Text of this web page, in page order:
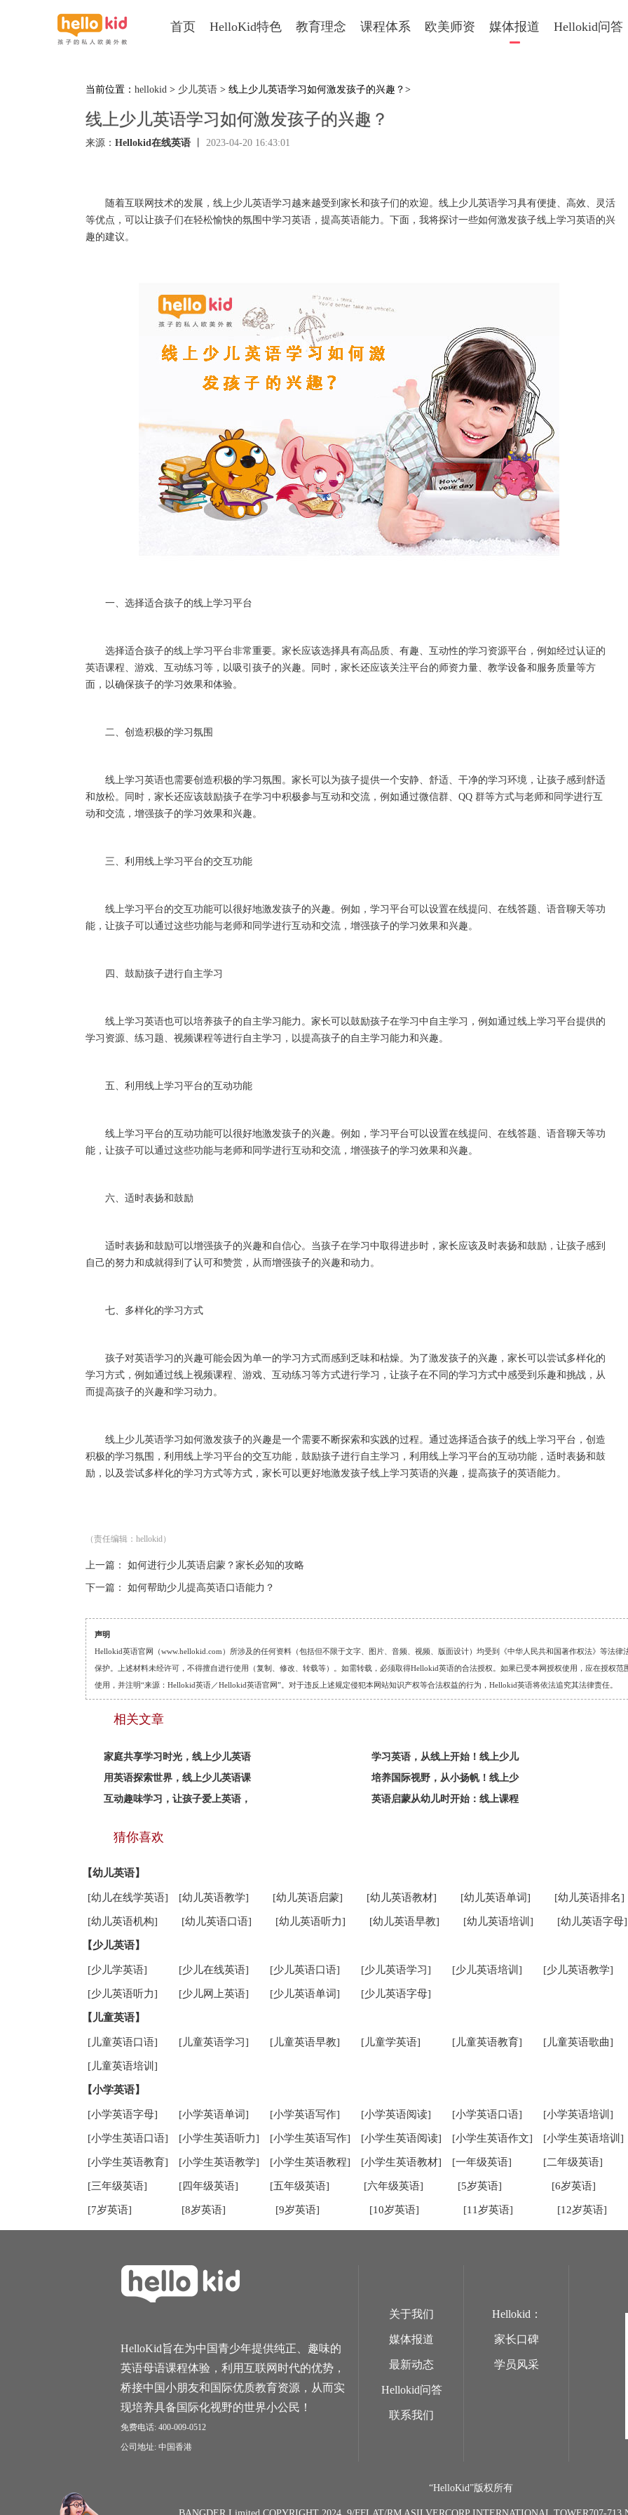
首页 HelloKid特色 教育理念 课程体系 欧美师资 媒体报道 Hellokid问答
当前位置： hellokid > 少儿英语 > 线上少儿英语学习如何激发孩子的兴趣？>
线上少儿英语学习如何激发孩子的兴趣？
来源： Hellokid在线英语 2023-04-20 16:43:01
随着互联网技术的发展，线上少儿英语学习越来越受到家长和孩子们的欢迎。线上少儿英语学习具有便捷、高效、灵活
等优点，可以让孩子们在轻松愉快的氛围中学习英语，提高英语能力。下面，我将探讨一些如何激发孩子线上学习英语的兴
趣的建议。
一、选择适合孩子的线上学习平台
选择适合孩子的线上学习平台非常重要。家长应该选择具有高品质、有趣、互动性的学习资源平台，例如经过认证的
英语课程、游戏、互动练习等，以吸引孩子的兴趣。同时，家长还应该关注平台的师资力量、教学设备和服务质量等方
面，以确保孩子的学习效果和体验。
二、创造积极的学习氛围
线上学习英语也需要创造积极的学习氛围。家长可以为孩子提供一个安静、舒适、干净的学习环境，让孩子感到舒适
和放松。同时，家长还应该鼓励孩子在学习中积极参与互动和交流，例如通过微信群、QQ 群等方式与老师和同学进行互
动和交流，增强孩子的学习效果和兴趣。
三、利用线上学习平台的交互功能
线上学习平台的交互功能可以很好地激发孩子的兴趣。例如，学习平台可以设置在线提问、在线答题、语音聊天等功
能，让孩子可以通过这些功能与老师和同学进行互动和交流，增强孩子的学习效果和兴趣。
四、鼓励孩子进行自主学习
线上学习英语也可以培养孩子的自主学习能力。家长可以鼓励孩子在学习中自主学习，例如通过线上学习平台提供的
学习资源、练习题、视频课程等进行自主学习，以提高孩子的自主学习能力和兴趣。
五、利用线上学习平台的互动功能
线上学习平台的互动功能可以很好地激发孩子的兴趣。例如，学习平台可以设置在线提问、在线答题、语音聊天等功
能，让孩子可以通过这些功能与老师和同学进行互动和交流，增强孩子的学习效果和兴趣。
六、适时表扬和鼓励
适时表扬和鼓励可以增强孩子的兴趣和自信心。当孩子在学习中取得进步时，家长应该及时表扬和鼓励，让孩子感到
自己的努力和成就得到了认可和赞赏，从而增强孩子的兴趣和动力。
七、多样化的学习方式
孩子对英语学习的兴趣可能会因为单一的学习方式而感到乏味和枯燥。为了激发孩子的兴趣，家长可以尝试多样化的
学习方式，例如通过线上视频课程、游戏、互动练习等方式进行学习，让孩子在不同的学习方式中感受到乐趣和挑战，从
而提高孩子的兴趣和学习动力。
线上少儿英语学习如何激发孩子的兴趣是一个需要不断探索和实践的过程。通过选择适合孩子的线上学习平台，创造
积极的学习氛围，利用线上学习平台的交互功能，鼓励孩子进行自主学习，利用线上学习平台的互动功能，适时表扬和鼓
励，以及尝试多样化的学习方式等方式，家长可以更好地激发孩子线上学习英语的兴趣，提高孩子的英语能力。
（责任编辑：hellokid）
上一篇： 如何进行少儿英语启蒙？家长必知的攻略
下一篇： 如何帮助少儿提高英语口语能力？
声明
Hellokid英语官网（www.hellokid.com）所涉及的任何资料（包括但不限于文字、图片、音频、视频、版面设计）均受到《中华人民共和国著作权法》等法律
保护。上述材料未经许可，不得擅自进行使用（复制、修改、转载等）。如需转载，必须取得Hellokid英语的合法授权。如果已受本网授权使用，应在授权范
使用，并注明“来源：Hellokid英语／Hellokid英语官网”。对于违反上述规定侵犯本网站知识产权等合法权益的行为，Hellokid英语将依法追究其法律责任。
相关文章
家庭共享学习时光，线上少儿英语
学习英语，从线上开始！线上少儿
用英语探索世界，线上少儿英语课
培养国际视野，从小扬帆！线上少
互动趣味学习，让孩子爱上英语，
英语启蒙从幼儿时开始：线上课程
猜你喜欢
【幼儿英语】
[幼儿在线学英语] [幼儿英语教学] [幼儿英语启蒙] [幼儿英语教材] [幼儿英语单词] [幼儿英语排名]
[幼儿英语机构] [幼儿英语口语] [幼儿英语听力] [幼儿英语早教] [幼儿英语培训] [幼儿英语字母]
【少儿英语】
[少儿学英语] [少儿在线英语] [少儿英语口语] [少儿英语学习] [少儿英语培训] [少儿英语教学]
[少儿英语听力] [少儿网上英语] [少儿英语单词] [少儿英语字母]
【儿童英语】
[儿童英语口语] [儿童英语学习] [儿童英语早教] [儿童学英语] [儿童英语教育] [儿童英语歌曲]
[儿童英语培训]
【小学英语】
[小学英语字母] [小学英语单词] [小学英语写作] [小学英语阅读] [小学英语口语] [小学英语培训]
[小学生英语口语] [小学生英语听力] [小学生英语写作] [小学生英语阅读] [小学生英语作文] [小学生英语培训]
[小学生英语教育] [小学生英语教学] [小学生英语教程] [小学生英语教材] [一年级英语] [二年级英语]
[三年级英语] [四年级英语] [五年级英语] [六年级英语] [5岁英语] [6岁英语]
[7岁英语] [8岁英语] [9岁英语] [10岁英语] [11岁英语] [12岁英语]
HelloKid旨在为中国青少年提供纯正、趣味的
英语母语课程体验，利用互联网时代的优势，
桥接中国小朋友和国际优质教育资源，从而实
现培养具备国际化视野的世界小公民！
免费电话: 400-009-0512
公司地址: 中国香港
关于我们
媒体报道
最新动态
Hellokid问答
联系我们
Hellokid：
家长口碑
学员风采
“HelloKid”版权所有